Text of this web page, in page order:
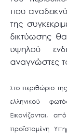
που
της
δικτύωσης
υψηλού
αναγνώστες
Στο περιθώριο
ελληνικού
Εικονίζονται,
προϊσταμένη